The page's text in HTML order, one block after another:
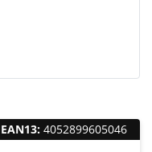
EAN13: 4052899605046